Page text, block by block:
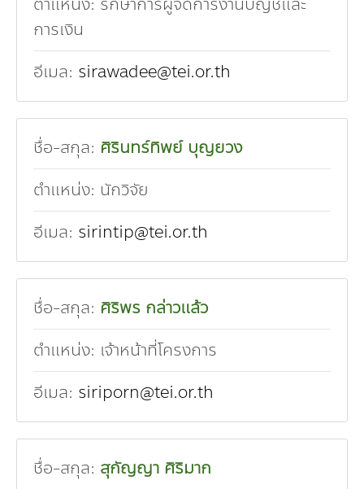
การเงิน
อีเมล: sirawadee@tei.or.th
ชื่อ-สกุล: ศิรินทร์ทิพย์ บุญยวง
ตำแหน่ง: นักวิจัย
อีเมล: sirintip@tei.or.th
ชื่อ-สกุล: ศิริพร กล่าวแล้ว
ตำแหน่ง: เจ้าหน้าที่โครงการ
อีเมล: siriporn@tei.or.th
ชื่อ-สกุล: สุกัญญา ศิริมาก